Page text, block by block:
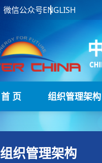
微信公众号ENGLISH
首 页 组织管理架构
组织管理架构